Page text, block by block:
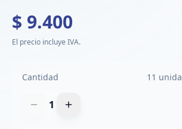
$ 9.400
El precio incluye IVA.
Cantidad 11
1